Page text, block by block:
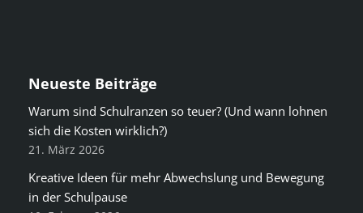
Neueste Beiträge
Warum sind Schulranzen so teuer? (Und wann lohnen
sich die Kosten wirklich?)
21. März 2026
Kreative Ideen für mehr Abwechslung und Bewegung
in der Schulpause